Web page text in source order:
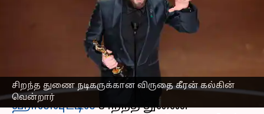
சிறந்த துணை நடிகருக்கான விருதை கீரன் கல்கின்
வென்றார்
விருதை கீரன் கல்கின்
வென்றார்
Venkatalakshmi V Mar 03, 2025
செய்தி முன்னோட்டம்
ஹாலிவுட்டில்சிறந்த துணை